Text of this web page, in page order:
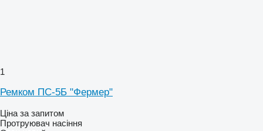
1
Ремком ПС-5Б "Фермер"
Ціна за запитом
Протруювач насіння